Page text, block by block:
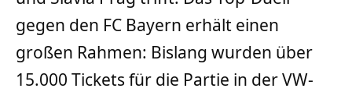
gegen den FC Bayern erhält einen
großen Rahmen: Bislang wurden über
15.000 Tickets für die Partie in der VW-